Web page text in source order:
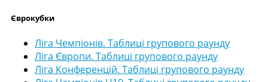
Єврокубки
Ліга Чемпіонів. Таблиці групового раунду
Ліга Європи. Таблиці групового раунду
Ліга Конференцій. Таблиці групового раунду